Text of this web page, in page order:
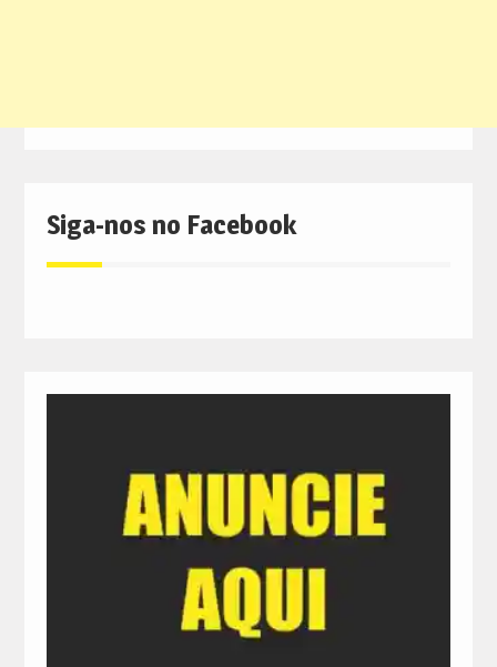
Siga-nos no Facebook